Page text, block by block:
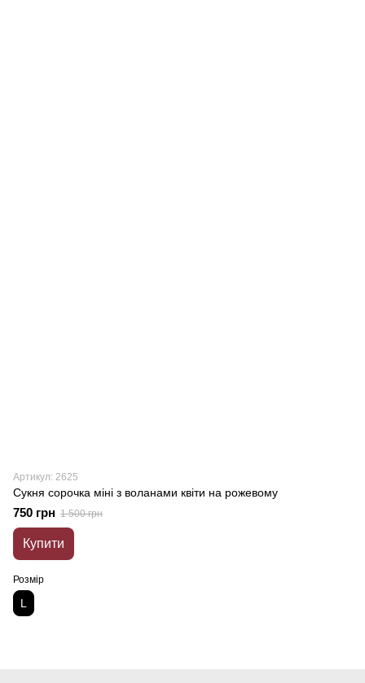
Артикул: 2625
Сукня сорочка міні з воланами квіти на рожевому
750 грн 1 500 грн
Купити
Розмір
L